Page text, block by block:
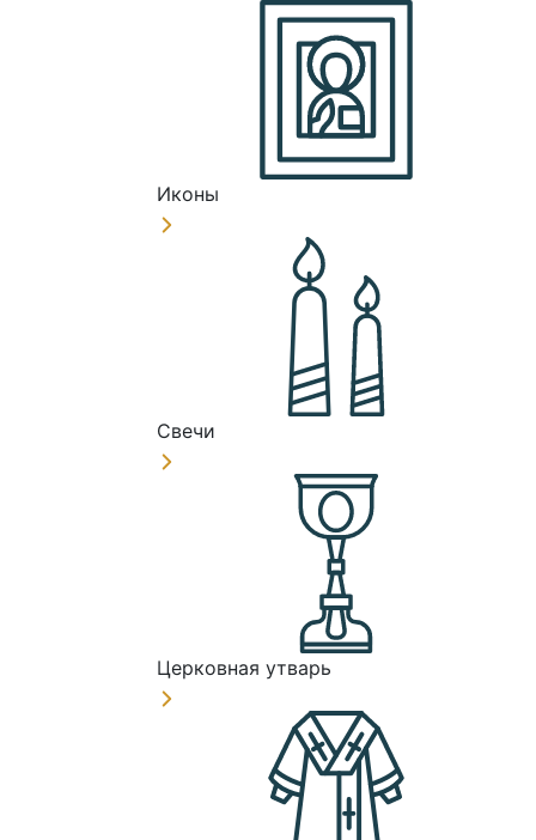
Иконы
Свечи
Церковная утварь